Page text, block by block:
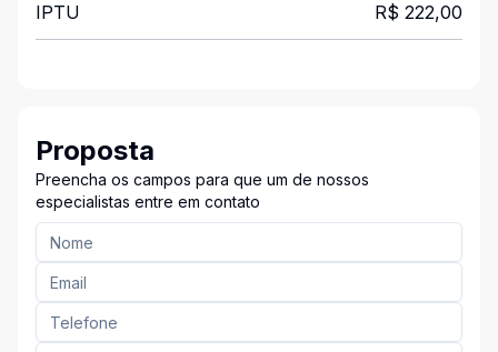
IPTU R$ 222,00
Proposta
Preencha os campos para que um de nossos
especialistas entre em contato